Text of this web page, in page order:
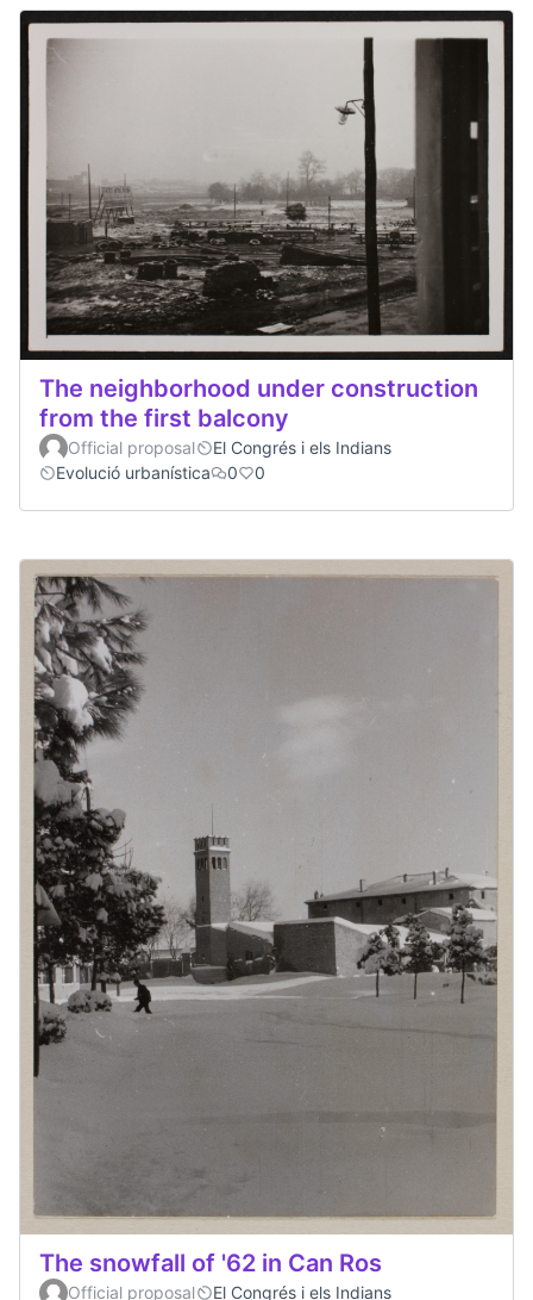
The neighborhood under construction
from the first balcony
Official proposal
El Congrés i els Indians
Evolució urbanística
0 0
The snowfall of '62 in Can Ros
Official proposal El Congrés i els Indians